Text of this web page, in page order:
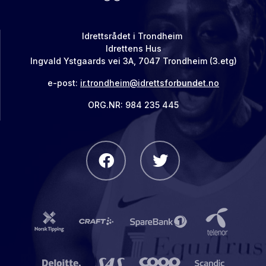
Idrettsrådet i Trondheim
Idrettens Hus
Ingvald Ystgaards vei 3A, 7047 Trondheim (3.etg)
e-post: ir.trondheim@idrettsforbundet.no
ORG.NR: 984 235 445